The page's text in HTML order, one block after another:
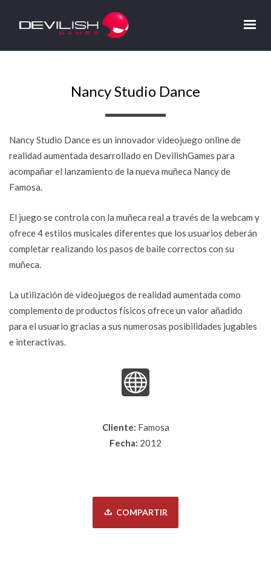
Nancy Studio Dance
Nancy Studio Dance es un innovador videojuego online de
realidad aumentada desarrollado en DevilishGames para
acompañar el lanzamiento de la nueva muñeca Nancy de
Famosa.
El juego se controla con la muñeca real a través de la webcam y
ofrece 4 estilos musicales diferentes que los usuarios deberán
completar realizando los pasos de baile correctos con su
muñeca.
La utilización de videojuegos de realidad aumentada como
complemento de productos físicos ofrece un valor añadido
para el usuario gracias a sus numerosas posibilidades jugables
e interactivas.
Cliente: Famosa
Fecha: 2012
COMPARTIR